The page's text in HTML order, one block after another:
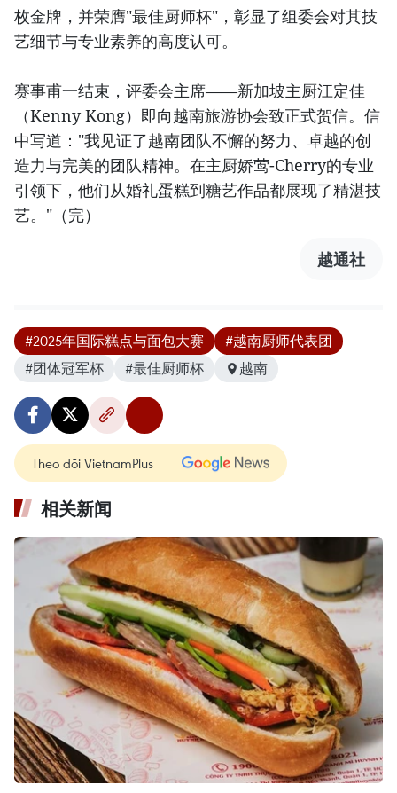
枚金牌，并荣膺"最佳厨师杯"，彰显了组委会对其技
艺细节与专业素养的高度认可。
赛事甫一结束，评委会主席——新加坡主厨江定佳
（Kenny Kong）即向越南旅游协会致正式贺信。信
中写道："我见证了越南团队不懈的努力、卓越的创
造力与完美的团队精神。在主厨娇莺-Cherry的专业
引领下，他们从婚礼蛋糕到糖艺作品都展现了精湛技
艺。"（完）
越通社
#2025年国际糕点与面包大赛
#越南厨师代表团
#团体冠军杯
#最佳厨师杯 越南
Theo dõi VietnamPlus
相关新闻